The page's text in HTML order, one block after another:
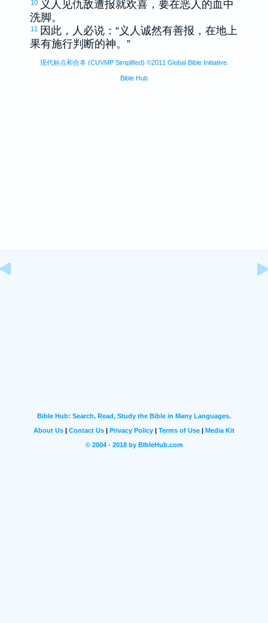
10 义人见仇敌遭报就欢喜，要在恶人的血中
洗脚。
11
因此，人必说：“义人诚然有善报，在地上
果有施行判断的神。”
现代标点和合本 (CUVMP Simplified) ©2011 Global Bible Initiative.
Bible Hub